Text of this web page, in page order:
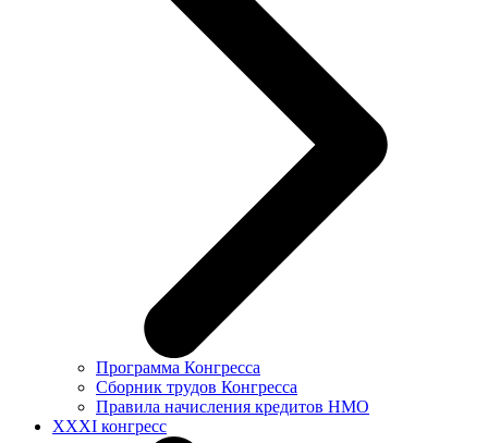
Программа Конгресса
Сборник трудов Конгресса
Правила начисления кредитов НМО
XXXI конгресс